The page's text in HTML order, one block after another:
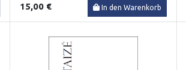
15,00 € In den Warenkorb